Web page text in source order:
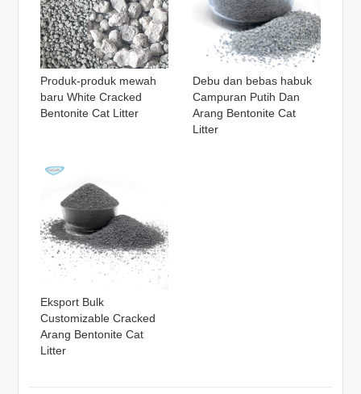
Produk-produk mewah
baru White Cracked
Bentonite Cat Litter
Debu dan bebas habuk
Campuran Putih Dan
Arang Bentonite Cat
Litter
Eksport Bulk
Customizable Cracked
Arang Bentonite Cat
Litter